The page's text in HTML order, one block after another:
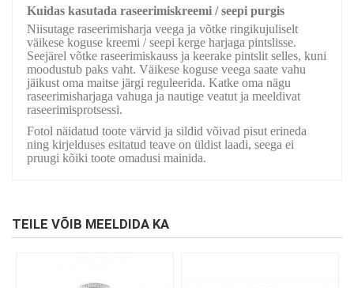
Kuidas kasutada raseerimiskreemi / seepi purgis
Niisutage raseerimisharja veega ja võtke ringikujuliselt
väikese koguse kreemi / seepi kerge harjaga pintslisse.
Seejärel võtke raseerimiskauss ja keerake pintslit selles, kuni
moodustub paks vaht. Väikese koguse veega saate vahu
jäikust oma maitse järgi reguleerida. Katke oma nägu
raseerimisharjaga vahuga ja nautige veatut ja meeldivat
raseerimisprotsessi.
Fotol näidatud toote värvid ja sildid võivad pisut erineda
ning kirjelduses esitatud teave on üldist laadi, seega ei
pruugi kõiki toote omadusi mainida.
TEILE VÕIB MEELDIDA KA